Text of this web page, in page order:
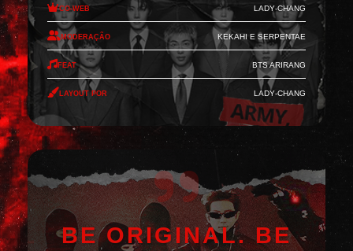
Co-Web Lady-Chang
Moderação Kekahi e Serpentae
Feat BTS Arirang
Layout por Lady-Chang
BE ORIGINAL. BE